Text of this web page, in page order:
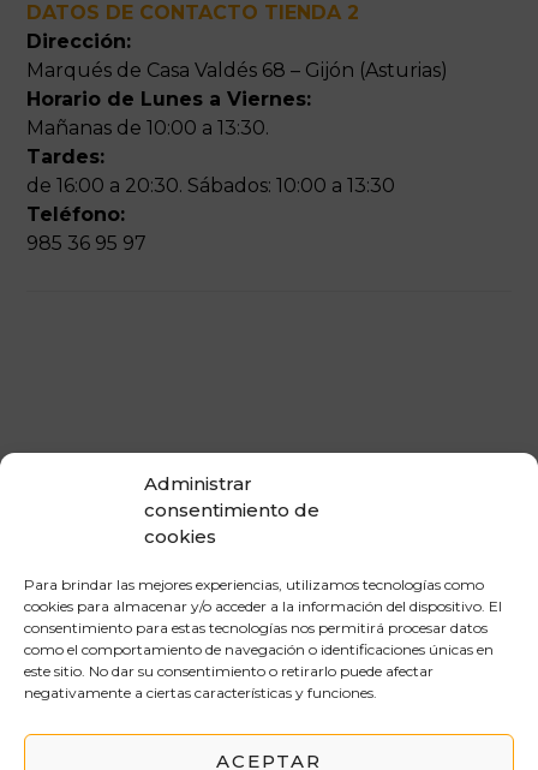
Administrar
consentimiento de
cookies
Para brindar las mejores experiencias, utilizamos tecnologías como
cookies para almacenar y/o acceder a la información del dispositivo. El
consentimiento para estas tecnologías nos permitirá procesar datos
como el comportamiento de navegación o identificaciones únicas en
este sitio. No dar su consentimiento o retirarlo puede afectar
negativamente a ciertas características y funciones.
ACEPTAR
DATOS DE CONTACTO TIENDA 2
Dirección:
Marqués de Casa Valdés 68 – Gijón (Asturias)
Horario de Lunes a Viernes:
Mañanas de 10:00 a 13:30.
Tardes:
de 16:00 a 20:30. Sábados: 10:00 a 13:30
Teléfono:
985 36 95 97